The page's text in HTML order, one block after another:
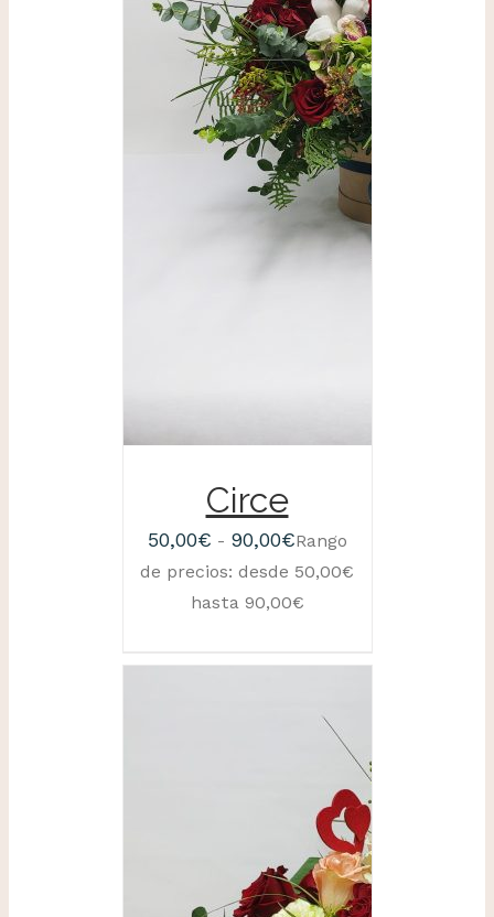
SELECCIONAR
OPCIONES
/
DETALLES
Circe
50,00€ - 90,00€Rango
de precios: desde 50,00€
hasta 90,00€